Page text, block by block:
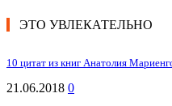
ЭТО УВЛЕКАТЕЛЬНО
10 цитат из книг Анатолия
21.06.2018 0